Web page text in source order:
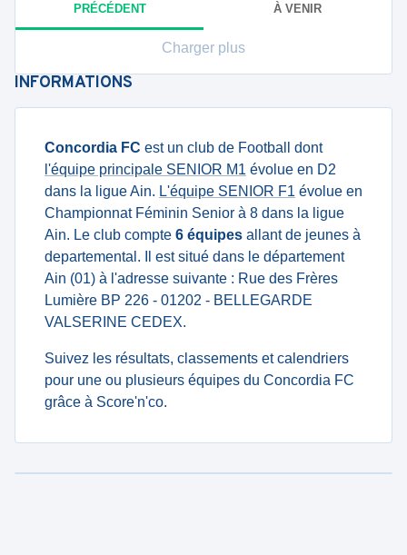
PRÉCÉDENT À VENIR
Charger plus
INFORMATIONS
Concordia FC est un club de Football dont
l'équipe principale SENIOR M1 évolue en D2
dans la ligue Ain. L'équipe SENIOR F1 évolue en
Championnat Féminin Senior à 8 dans la ligue
Ain. Le club compte 6 équipes allant de jeunes à
departemental. Il est situé dans le département
Ain (01) à l'adresse suivante : Rue des Frères
Lumière BP 226 - 01202 - BELLEGARDE
VALSERINE CEDEX.
Suivez les résultats, classements et calendriers
pour une ou plusieurs équipes du Concordia FC
grâce à Score'n'co.